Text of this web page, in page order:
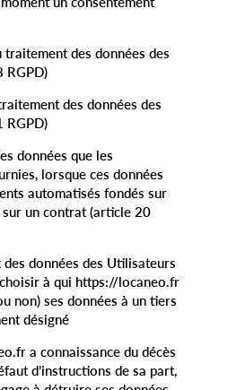
des données des
RGPD)
des données des
RGPD)
données que les
lorsque ces données
automatisés fondés sur
un contrat (article 20
données des Utilisateurs
à qui https://locaneo.fr
non) ses données à un tiers
désigné
a connaissance du décès
d’instructions de sa part,